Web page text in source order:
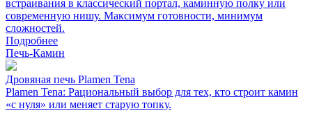
встраивания в классический портал, каминную полку или
современную нишу. Максимум готовности, минимум
сложностей.
Подробнее
Печь-Камин
Дровяная печь Plamen Tena
Plamen Tena: Рациональный выбор для тех, кто строит камин
«с нуля» или меняет старую топку.